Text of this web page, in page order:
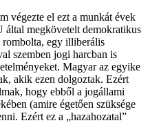
végezte el ezt a munkát évek
által megkövetelt demokratikus
rombolta, egy illiberális
szemben jogi harcban is
Magyar az egyike
akik ezen dolgoztak. Ezért
hogy ebből a jogállami
(amire égetően szüksége
Ezért ez a „hazahozatal”